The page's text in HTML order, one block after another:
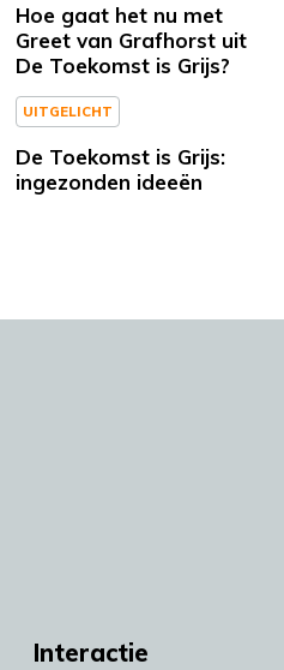
Hoe gaat het nu met
Greet van Grafhorst uit
De Toekomst is Grijs?
UITGELICHT
De Toekomst is Grijs:
ingezonden ideeën
Interactie